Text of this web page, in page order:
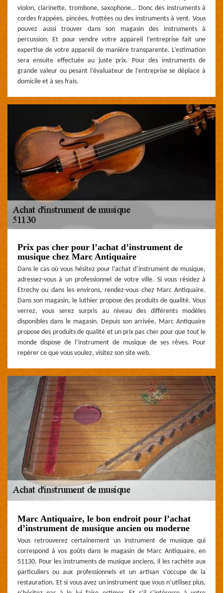
violon, clarinette, trombone, saxophone… Donc des instruments à
cordes frappées, pincées, frottées ou des instruments à vent. Vous
pouvez aussi trouver dans son magasin des instruments à
percussion. Et pour vendre votre appareil l’entreprise fait une
expertise de votre appareil de manière transparente. L’estimation
sera ensuite effectuée au juste prix. Pour des instruments de
grande valeur ou pesant l’évaluateur de l’entreprise se déplace à
domicile et à ses frais.
Prix pas cher pour l’achat d’instrument de
musique chez Marc Antiquaire
Dans le cas où vous hésitez pour l’achat d’instrument de musique,
adressez-vous à un professionnel de votre ville. Si vous résidez à
Etrechy ou dans les environs, rendez-vous chez Marc Antiquaire.
Dans son magasin, le luthier propose des produits de qualité. Vous
verrez, vous serez surpris au niveau des différents modèles
disponibles dans le magasin. Depuis son arrivée, Marc Antiquaire
propose des produits de qualité et un prix pas cher pour que tout le
monde dispose de l’instrument de musique de ses rêves. Pour
repérer ce que vous voulez, visitez son site web.
Marc Antiquaire, le bon endroit pour l’achat
d’instrument de musique ancien ou moderne
Vous retrouverez certainement un instrument de musique qui
correspond à vos goûts dans le magasin de Marc Antiquaire, en
51130. Pour les instruments de musique anciens, il les rachète aux
particuliers ou aux professionnels et un artisan s’occupe de la
restauration. Et si vous avez un instrument que vous n’utilisez plus,